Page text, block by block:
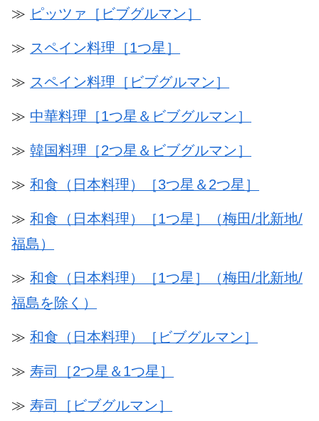
≫ ピッツァ［ビブグルマン］
≫ スペイン料理［1つ星］
≫ スペイン料理［ビブグルマン］
≫ 中華料理［1つ星＆ビブグルマン］
≫ 韓国料理［2つ星＆ビブグルマン］
≫ 和食（日本料理）［3つ星＆2つ星］
≫ 和食（日本料理）［1つ星］（梅田/北新地/
福島）
≫ 和食（日本料理）［1つ星］（梅田/北新地/
福島を除く）
≫ 和食（日本料理）［ビブグルマン］
≫ 寿司［2つ星＆1つ星］
≫ 寿司［ビブグルマン］